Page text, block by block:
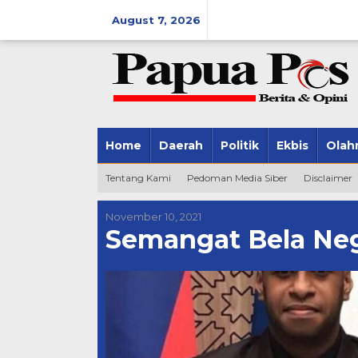
August 7, 2026
Home Daerah Politik Ekbis
Tentang Kami Pedoman Media Siber Disclaimer
November 10, 2021
Semangat Bela